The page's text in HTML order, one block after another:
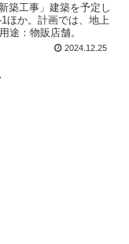
築工事」建築を予定し
ほか。計画では、地上
途：物販店舗。
2024.12.25